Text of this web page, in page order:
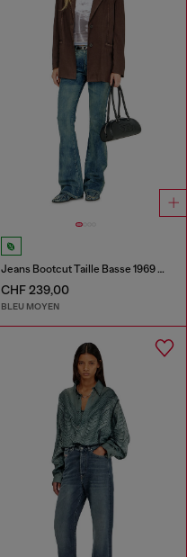
Jeans Bootcut Taille Basse 1969 D-Ebbey
CHF 239,00
BLEU MOYEN